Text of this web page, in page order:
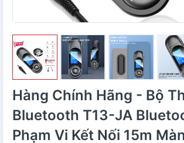
Hàng Chính Hãng - Bộ
Bluetooth T13-JA
Phạm Vi Kết Nối 15m